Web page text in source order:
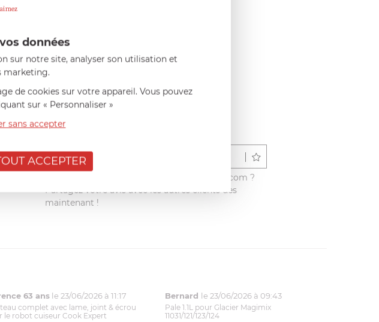
Vous avez acheté ce produit sur francisbatt.com ?
Partagez votre avis avec les autres clients dès
maintenant !
63 ans le 23/06/2026 à 11:17
complet avec lame, joint & écrou
le robot cuiseur Cook Expert
Bernard le 23/06/2026 à 09:43
Pale 1.1L pour Glacier Magimix
11031/121/123/124
données
sur notre site, analyser son utilisation et
marketing.
de cookies sur votre appareil. Vous pouvez
sur « Personnaliser »
sans accepter
ACCEPTER